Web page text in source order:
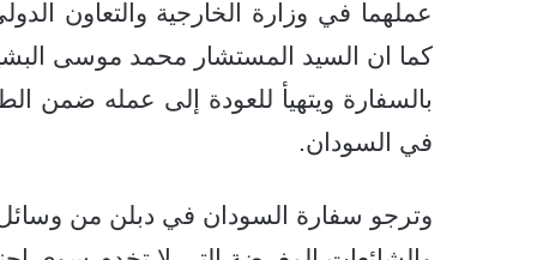
كما ان السيد المستشار محمد موسى البشير
بالسفارة ويتهيأ للعودة إلى عمله ضمن
في السودان.
وترجو سفارة السودان في دبلن من وسائل